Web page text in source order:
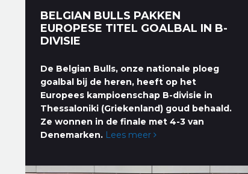
BELGIAN BULLS PAKKEN
EUROPESE TITEL GOALBAL IN B-
DIVISIE
De Belgian Bulls, onze nationale ploeg
goalbal bij de heren, heeft op het
Europees kampioenschap B-divisie in
Thessaloniki (Griekenland) goud behaald.
Ze wonnen in de finale met 4-3 van
Denemarken. Lees meer